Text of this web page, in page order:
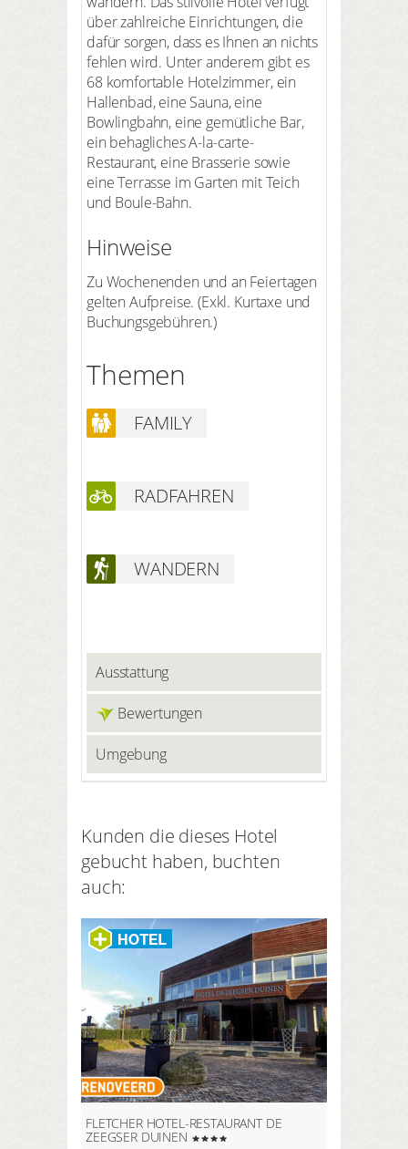
über zahlreiche Einrichtungen, die
dafür sorgen, dass es Ihnen an nichts
fehlen wird. Unter anderem gibt es
68 komfortable Hotelzimmer, ein
Hallenbad, eine Sauna, eine
Bowlingbahn, eine gemütliche Bar,
ein behagliches A-la-carte-
Restaurant, eine Brasserie sowie
eine Terrasse im Garten mit Teich
und Boule-Bahn.
Hinweise
Zu Wochenenden und an Feiertagen
gelten Aufpreise. (Exkl. Kurtaxe und
Buchungsgebühren.)
Themen
FAMILY
RADFAHREN
WANDERN
Ausstattung
Bewertungen
Umgebung
Kunden die dieses Hotel
gebucht haben, buchten
auch:
FLETCHER HOTEL-RESTAURANT DE
ZEEGSER DUINEN